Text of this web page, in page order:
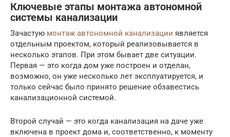
Ключевые этапы монтажа автономной
системы канализации
Зачастую монтаж автономной канализации является
отдельным проектом, который реализовывается в
несколько этапов. При этом бывает две ситуации.
Первая — это когда дом уже построен и отделан,
возможно, он уже несколько лет эксплуатируется, и
только сейчас было принято решение обзавестись
канализационной системой.
Второй случай — это когда канализация на даче уже
включена в проект дома и, соответственно, к моменту